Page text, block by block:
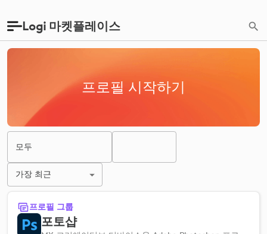
Logi 마켓플레이스
프로필 시작하기
모두
가장 최근
프로필 그룹
포토샵